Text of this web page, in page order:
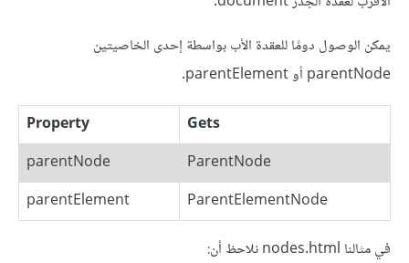
يمكن الوصول دومًا للعقدة الأب بواسطة إحدى الخاصيتين
parentNode أو parentElement.
Gets
Property
ParentNode
parentNode
ParentElementNode
parentElement
في مثالنا nodes.html نلاحظ أن: